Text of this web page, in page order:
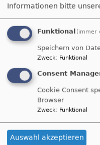
Blick in die Bücherei
Evangelische
Gemeindehaus
fast vor dem Haus,
Sie ist jeweils
17:00 Uhr geöffnet
Während der
Informationen bitte
Funktional (immer
Speichern von
Zweck: Funktional
Consent
Cookie Consent
Browser
Zweck: Funktional
Auswahl akzeptieren